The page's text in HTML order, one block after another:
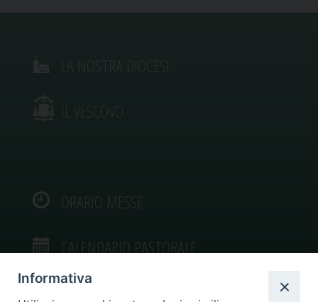
IL VESCOVO
ORARIO MESSE
CALENDARIO PASTORALE
Informativa